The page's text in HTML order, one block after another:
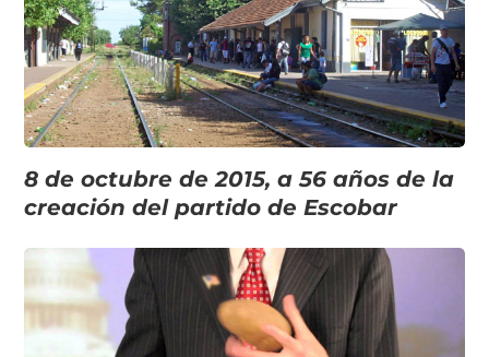
8 de octubre de 2015, a 56 años de la
creación del partido de Escobar